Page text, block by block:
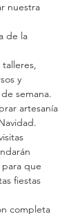
nuestra
de la
y
semana.
artesanía
que
fiestas
completa